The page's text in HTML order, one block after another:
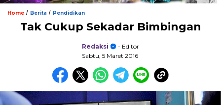
Home / Berita / Pendidikan
Tak Cukup Sekadar Bimbingan
Redaksi
- Editor
Sabtu, 5 Maret 2016